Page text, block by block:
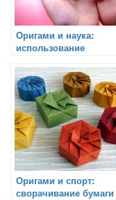
Оригами и наука:
использование
в экспериментах
Оригами и спорт:
сворачивание бумаги